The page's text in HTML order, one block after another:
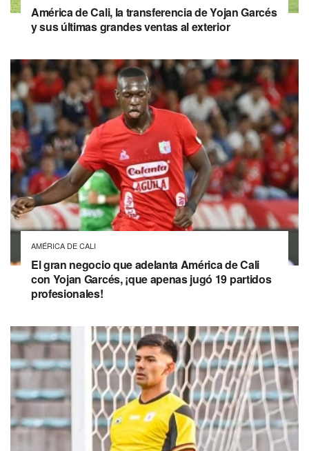
América de Cali, la transferencia de Yojan Garcés
y sus últimas grandes ventas al exterior
AMÉRICA DE CALI
El gran negocio que adelanta América de Cali
con Yojan Garcés, ¡que apenas jugó 19 partidos
profesionales!